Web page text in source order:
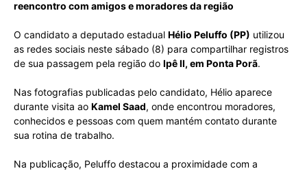
reencontro com amigos e moradores da região
O candidato a deputado estadual Hélio Peluffo (PP) utilizou
as redes sociais neste sábado (8) para compartilhar registros
de sua passagem pela região do Ipê II, em Ponta Porã.
Nas fotografias publicadas pelo candidato, Hélio aparece
durante visita ao Kamel Saad, onde encontrou moradores,
conhecidos e pessoas com quem mantém contato durante
sua rotina de trabalho.
Na publicação, Peluffo destacou a proximidade com a